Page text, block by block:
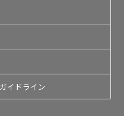
イドライン